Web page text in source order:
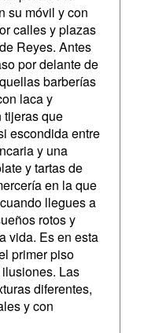
su móvil y con
calles y plazas
Reyes. Antes
por delante de
barberías
laca y
tijeras que
escondida entre
y una
y tartas de
en la que
llegues a
rotos y
vida. Es en esta
primer piso
Las
diferentes,
y con